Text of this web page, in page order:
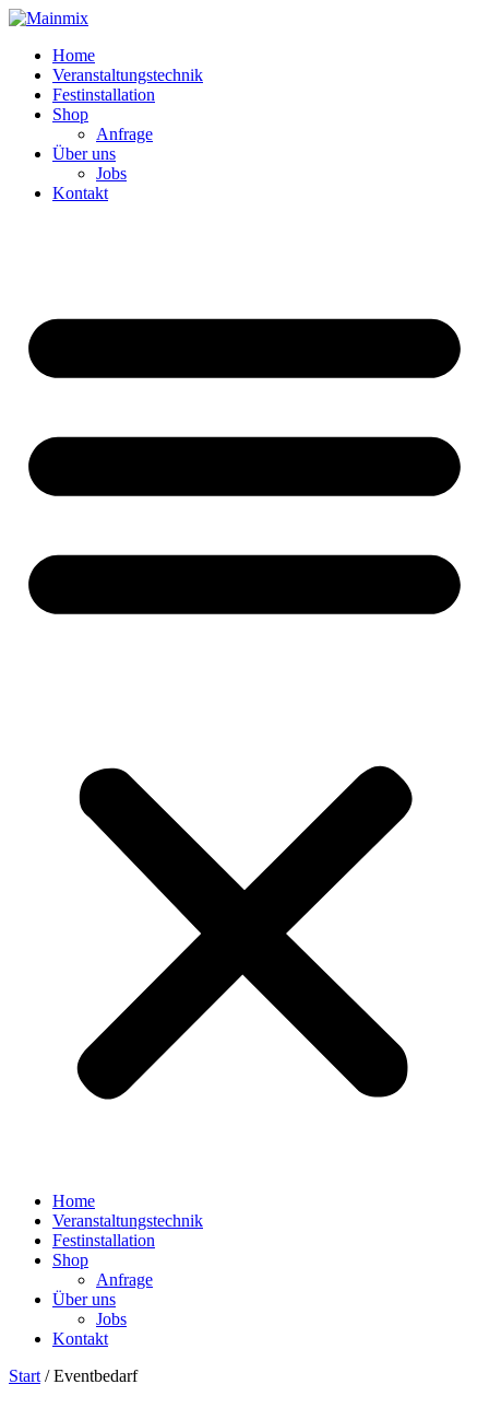
Zum
springenHome
Veranstaltungstechnik
Festinstallation
Shop
Anfrage
Über uns
Jobs
Kontakt
Home
Veranstaltungstechnik
Festinstallation
Shop
Anfrage
Über uns
Jobs
Kontakt
Start / Eventbedarf